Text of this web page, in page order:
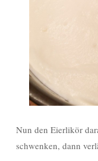
Nun den Eierlikör
schwenken, dann